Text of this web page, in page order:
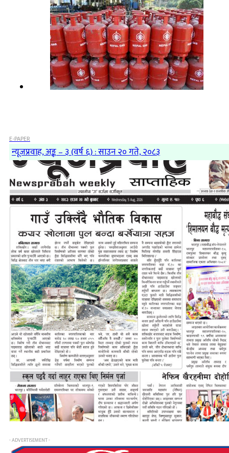
E-PAPER
न्यूजप्रवाह, अङ्क – ३ (वर्ष ६) : साउन २० गते, २०८३
- ADVERTISEMENT -